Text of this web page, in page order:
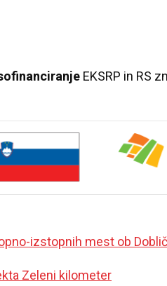
EKSRP in RS
izstopnih mest ob
Zeleni kilometer